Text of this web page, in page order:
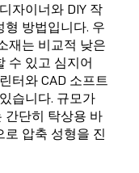
자이너와 DIY 작
방법입니다. 우
재는 비교적 낮은
수 있고 심지어
터와 CAD 소프트
습니다. 규모가
간단히 탁상용 바
압축 성형을 진